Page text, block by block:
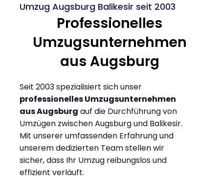
Umzug Augsburg Balikesir seit 2003
Professionelles
Umzugsunternehmen
aus Augsburg
Seit 2003 spezialisiert sich unser
professionelles Umzugsunternehmen
aus Augsburg auf die Durchführung von
Umzügen zwischen Augsburg und Balikesir.
Mit unserer umfassenden Erfahrung und
unserem dedizierten Team stellen wir
sicher, dass Ihr Umzug reibungslos und
effizient verläuft.